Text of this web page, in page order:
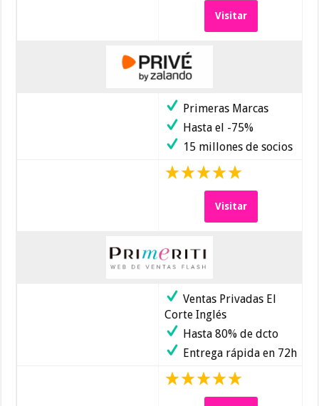
Visitar
Primeras Marcas
Hasta el -75%
15 millones de socios
Visitar
Ventas Privadas El
Corte Inglés
Hasta 80% de dcto
Entrega rápida en 72h